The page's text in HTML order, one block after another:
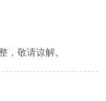
，敬请谅解。